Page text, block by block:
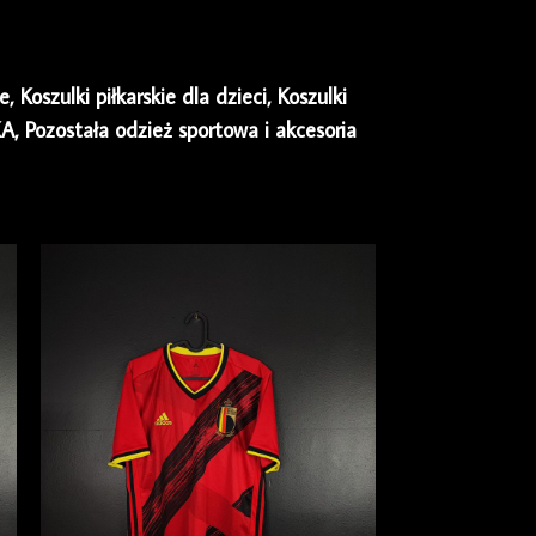
, Koszulki piłkarskie dla dzieci, Koszulki
, Pozostała odzież sportowa i akcesoria